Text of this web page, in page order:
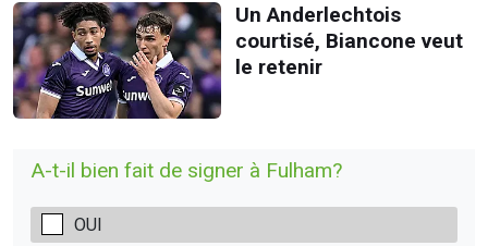
Un Anderlechtois
courtisé, Biancone veut
le retenir
A-t-il bien fait de signer à Fulham?
OUI